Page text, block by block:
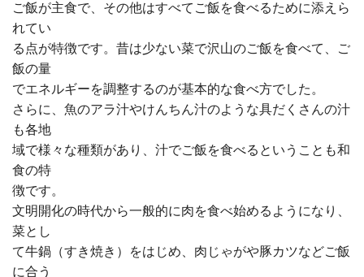
ご飯が主食で、その他はすべてご飯を食べるために添えら
れてい
る点が特徴です。昔は少ない菜で沢山のご飯を食べて、ご
飯の量
でエネルギーを調整するのが基本的な食べ方でした。
さらに、魚のアラ汁やけんちん汁のような具だくさんの汁
も各地
域で様々な種類があり、汁でご飯を食べるということも和
食の特
徴です。
文明開化の時代から一般的に肉を食べ始めるようになり、
菜とし
て牛鍋（すき焼き）をはじめ、肉じゃがや豚カツなどご飯
に合う